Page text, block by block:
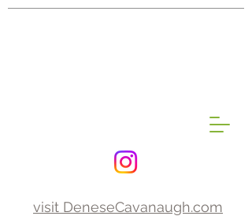
visit DeneseCavanaugh.com